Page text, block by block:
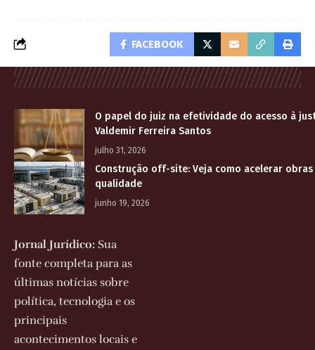
FACEBOOK
O papel do juiz na efetividade do acesso à
Valdemir Ferreira Santos
julho 31, 2026
Construção off-site: Veja como acelerar
qualidade
junho 19, 2026
Jornal Jurídico: Sua
fonte completa para as
últimas notícias sobre
política, tecnologia e os
principais
acontecimentos locais e